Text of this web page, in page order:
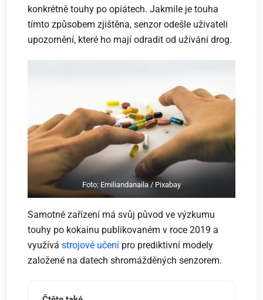
konkrétně touhy po opiátech. Jakmile je touha
tímto způsobem zjištěna, senzor odešle uživateli
upozornění, které ho mají odradit od užívání drog.
Foto: Emiliandanaila / Pixabay
Samotné zařízení má svůj původ ve výzkumu
touhy po kokainu publikovaném v roce 2019 a
využívástrojové učení pro prediktivní modely
založené na datech shromážděných senzorem.